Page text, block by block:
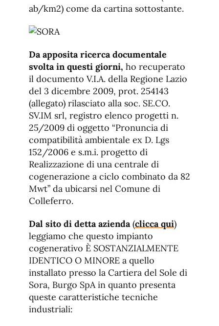
ab/km2) come da cartina sottostante.
Da apposita ricerca documentale
svolta in questi giorni, ho recuperato
il documento V.I.A. della Regione Lazio
del 3 dicembre 2009, prot. 254143
(allegato) rilasciato alla soc. SE.CO.
SV.IM srl, registro elenco progetti n.
25/2009 di oggetto “Pronuncia di
compatibilità ambientale ex D. Lgs
152/2006 e s.m.i. progetto di
Realizzazione di una centrale di
cogenerazione a ciclo combinato da 82
Mwt” da ubicarsi nel Comune di
Colleferro.
Dal sito di detta azienda(clicca qui)
leggiamo che questo impianto
cogenerativo È SOSTANZIALMENTE
IDENTICO O MINORE a quello
installato presso la Cartiera del Sole di
Sora, Burgo SpA in quanto presenta
queste caratteristiche tecniche
industriali: